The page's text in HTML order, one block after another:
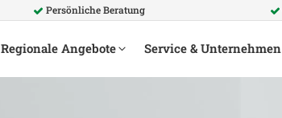
Persönliche Beratung
Regionale Angebote Service & Unternehmen